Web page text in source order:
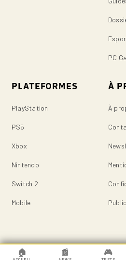
PC
PLATEFORMES
PlayStation
PS5
Xbox
Nintendo
Switch 2
Mobile
À
À
© 2026 Game.fr — Tous
🏠 📰 🎮